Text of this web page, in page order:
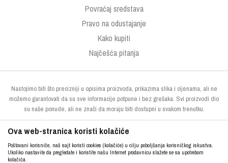
Povraćaj sredstava
Pravo na odustajanje
Kako kupiti
Najčešća pitanja
Nastojimo biti što precizniji u opisima proizvoda, prikazima slika i cijenama, ali ne
možemo garantovati da su sve informacije potpune i bez grešaka. Svi proizvodi dio
su naše ponude, ali ne znači da moraju biti dostupni u svakom trenutku.
Ova web-stranica koristi kolačiće
Poštovani korisniče, naš sajt koristi cookies (kolačiće) u cilju poboljšanja korisničkog iskustva.
Ukoliko nastavite da pregledate i koristite našu Internet prodavnicu slažete se sa upotrebom
kolačića.